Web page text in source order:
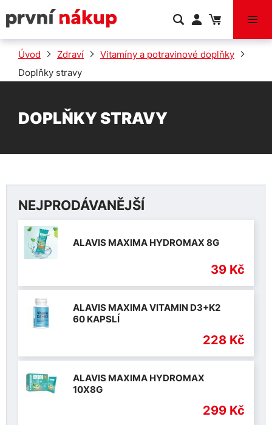
VÝPRODEJ
Úvod Zdraví
Vitamíny a potravinové doplňky
Doplňky stravy
DOPLŇKY STRAVY
NEJPRODÁVANĚJŠÍ
ALAVIS MAXIMA HYDROMAX 8G
39 Kč
ALAVIS MAXIMA VITAMIN D3+K2
60 KAPSLÍ
228 Kč
ALAVIS MAXIMA HYDROMAX
10X8G
299 Kč